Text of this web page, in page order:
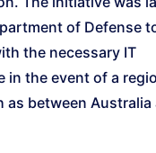
of Defense
the necessary IT
in the event of a
between Australia